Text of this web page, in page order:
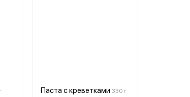
Паста с креветками 330 г